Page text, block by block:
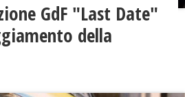
GdF "Last Date"
della